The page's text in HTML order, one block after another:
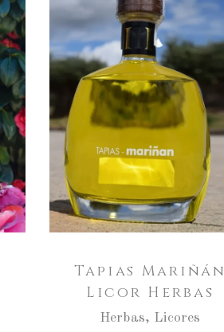
ENGADIR AO CARRO
Tapias Mariñán
Licor Herbas
Herbas, Licores